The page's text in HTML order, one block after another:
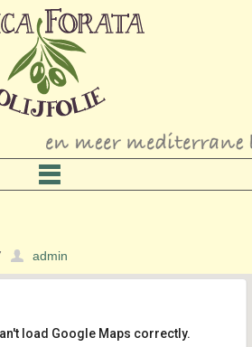
admin
load Google Maps correctly.